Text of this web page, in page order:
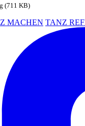
MACHEN TANZ